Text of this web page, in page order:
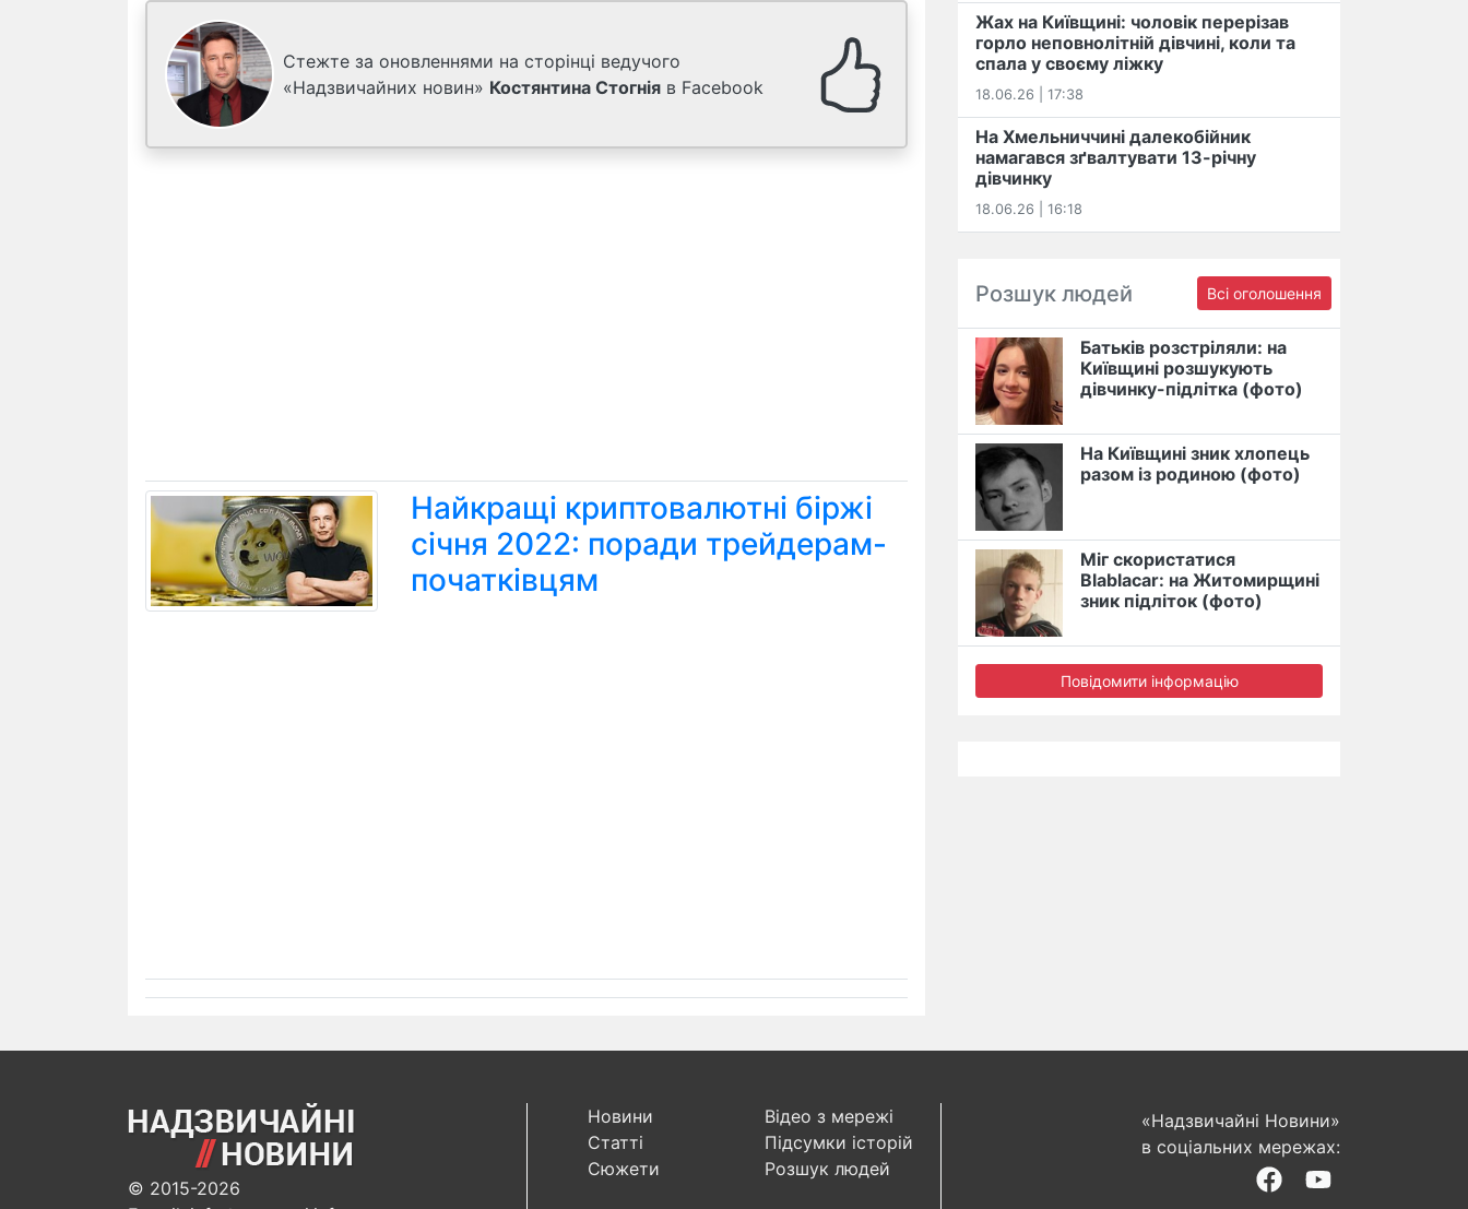
Стежте за оновленнями на сторінці ведучого
«Надзвичайних новин» Костянтина Стогнія в Facebook
Найкращі криптовалютні біржі
січня 2022: поради трейдерам-
початківцям
Жах на Київщині: чоловік перерізав
горло неповнолітній дівчині, коли та
спала у своєму ліжку
18.06.26 | 17:38
На Хмельниччині далекобійник
намагався зґвалтувати 13-річну
дівчинку
18.06.26 | 16:18
Розшук людей Всі оголошення
Батьків розстріляли: на
Київщині розшукують
дівчинку-підлітка (фото)
На Київщині зник хлопець
разом із родиною (фото)
Міг скористатися
Blablacar: на Житомирщині
зник підліток (фото)
Повідомити інформацію
© 2015-2026
Новини
Статті
Сюжети
Відео з мережі
Підсумки історій
Розшук людей
«Надзвичайні Новини»
в соціальних мережах: